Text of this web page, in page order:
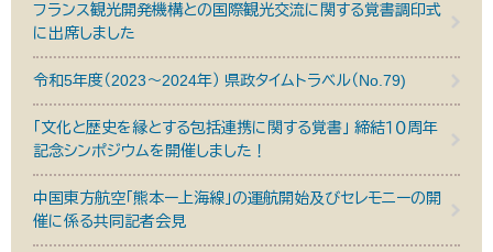
フランス観光開発機構との国際観光交流に関する覚書調印式
に出席しました
令和5年度（2023～2024年） 県政タイムトラベル（No.79)
「文化と歴史を縁とする包括連携に関する覚書」 締結１０周年
記念シンポジウムを開催しました！
中国東方航空「熊本ー上海線」の運航開始及びセレモニーの開
催に係る共同記者会見